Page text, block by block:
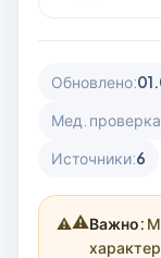
Обновлено:
Мед.
Источники:6
⚠️Важно: